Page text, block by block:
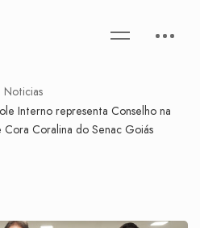
Noticias
Interno representa Conselho na
Coralina do Senac Goiás